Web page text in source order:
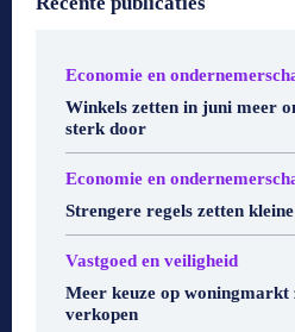
Economie en
Winkels zetten in juni meer
sterk door
Economie en
Strengere regels zetten
Vastgoed en veiligheid
Meer keuze op
verkopen